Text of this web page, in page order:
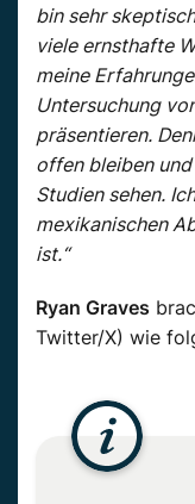
bin sehr
viele ernsthafte
meine
Untersuchung
präsentieren.
offen bleiben
Studien sehen.
mexikanischen
ist.“
Ryan Graves
Twitter/X) wie